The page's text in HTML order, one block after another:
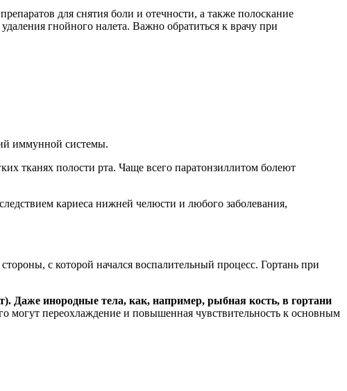
для снятия боли и отечности, а также полоскание
гнойного налета. Важно обратиться к врачу при
иммунной системы.
тканях полости рта. Чаще всего паратонзиллитом болеют
кариеса нижней челюсти и любого заболевания,
с которой начался воспалительный процесс. Гортань при
Даже инородные тела, как, например, рыбная кость, в гортани
могут переохлаждение и повышенная чувствительность к основным